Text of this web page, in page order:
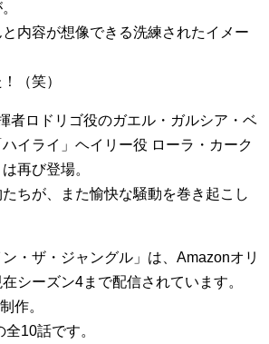
内容が想像できる洗練されたイメー
（笑）
者ロドリゴ役のガエル・ガルシア・ベ
イライ」ヘイリー役 ローラ・カーク
再び登場。
ちが、また愉快な騒動を巻き起こし
ン・ザ・ジャングル」は、Amazonオリ
シーズン4まで配信されています。
作。
10話です。